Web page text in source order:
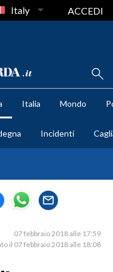
Italy ACCEDI
Italia Mondo
Incidenti
07 febbraio 2018 alle 17:59
il 07 febbraio 2018 alle 18:08